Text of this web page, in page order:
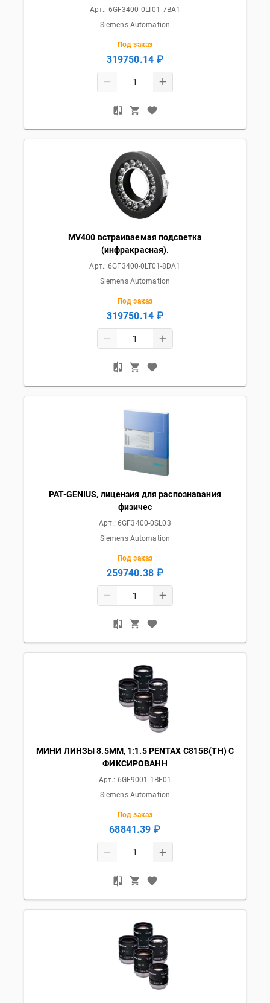
Арт.: 6GF3400-0LT01-7BA1
Siemens Automation
Под заказ
319750.14 ₽
MV400 встраиваемая подсветка
(инфракрасная).
Арт.:6GF3400-0LT01-8DA1
Siemens Automation
Под заказ
319750.14 ₽
PAT-GENIUS, лицензия для распознавания
физичес
Арт.:6GF3400-0SL03
Siemens Automation
Под заказ
259740.38 ₽
МИНИ ЛИНЗЫ 8.5ММ, 1:1.5 PENTAX C815B(TH) С
ФИКСИРОВАНН
Арт.: 6GF9001-1BE01
Siemens Automation
Под заказ
68841.39 ₽